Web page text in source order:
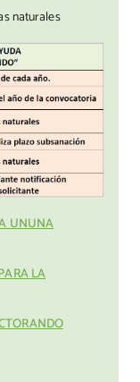
naturales
UNUNA
LA